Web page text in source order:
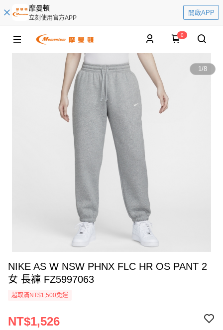
摩曼頓
立刻使用官方APP
開啟APP
0
1/8
NIKE AS W NSW PHNX FLC HR OS PANT 2
女 長褲 FZ5997063
超取滿NT$1,500免運
NT$1,526